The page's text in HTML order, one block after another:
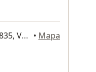
Avenida circuito nuevo Veracruz 835, Veracruz • Mapa